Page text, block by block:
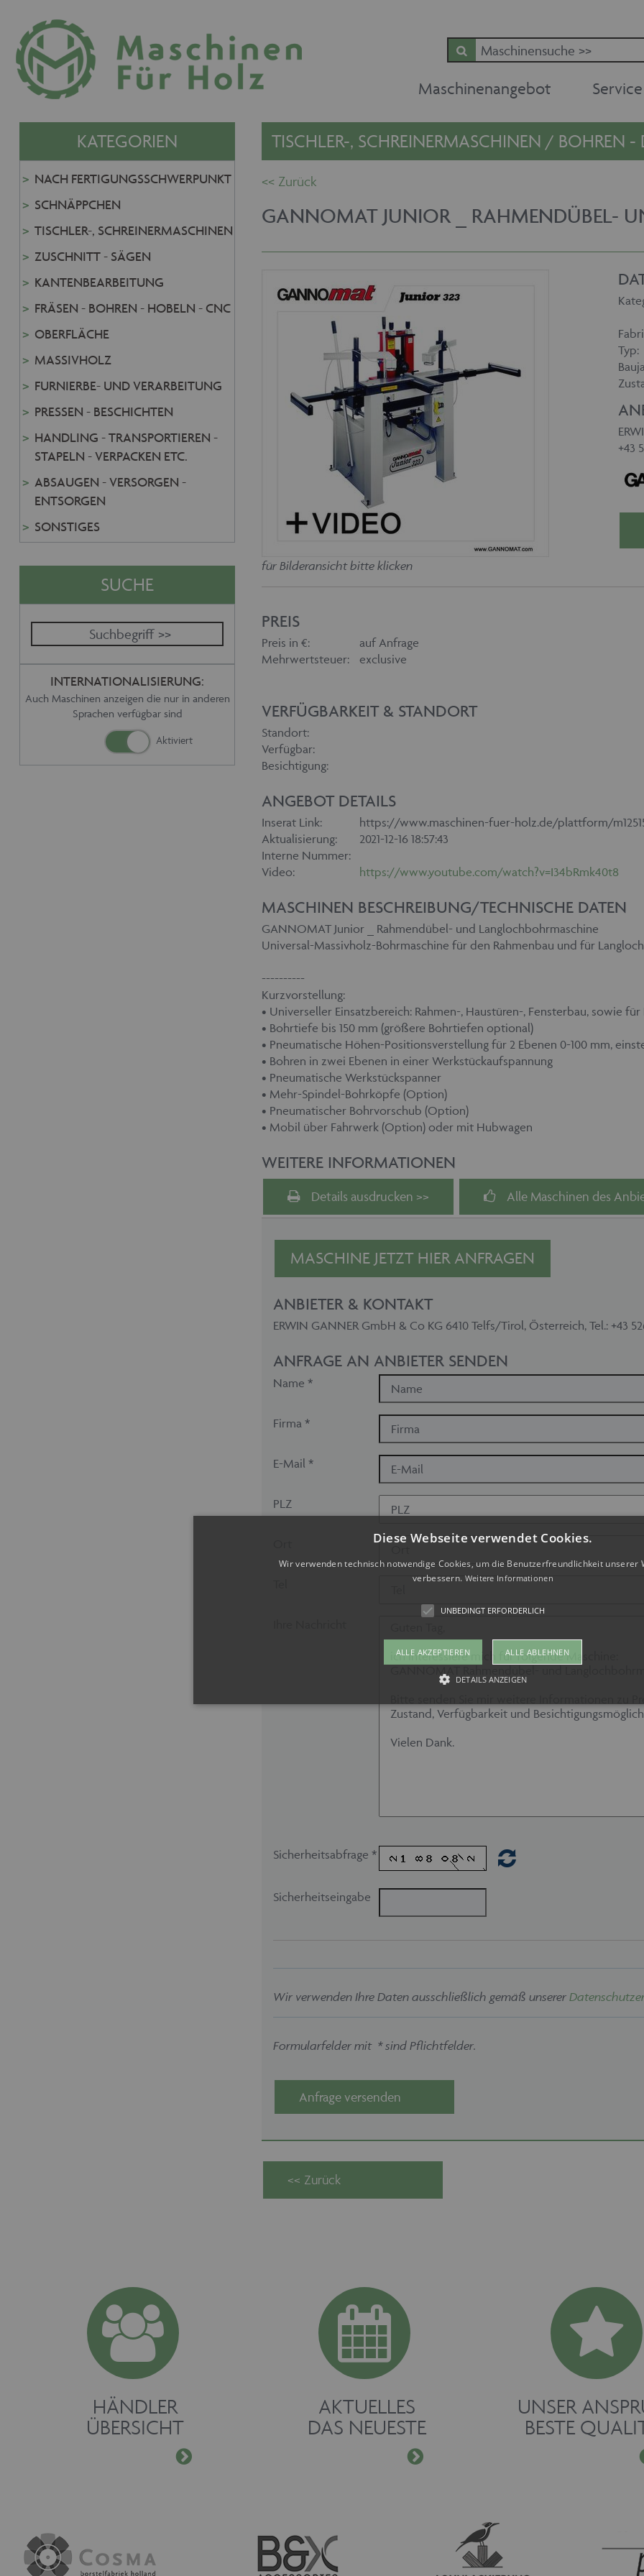
Maschinenangebot Service
KATEGORIEN
NACH FERTIGUNGSSCHWERPUNKT
SCHNÄPPCHEN
TISCHLER-, SCHREINERMASCHINEN
ZUSCHNITT - SÄGEN
KANTENBEARBEITUNG
FRÄSEN - BOHREN - HOBELN - CNC
OBERFLÄCHE
MASSIVHOLZ
FURNIERBE- UND VERARBEITUNG
PRESSEN - BESCHICHTEN
HANDLING - TRANSPORTIEREN -
STAPELN - VERPACKEN ETC.
ABSAUGEN - VERSORGEN -
ENTSORGEN
SONSTIGES
SUCHE
INTERNATIONALISIERUNG:
Auch Maschinen anzeigen die nur in anderen
Sprachen verfügbar sind
TISCHLER-, SCHREINERMASCHINEN / BOHREN -
GANNOMAT JUNIOR _ RAHMENDÜBEL-
für Bilderansicht bitte klicken
Typ:
+43
PREIS
Preis in €:
auf Anfrage
Mehrwertsteuer:
exclusive
VERFÜGBARKEIT & STANDORT
Standort:
Verfügbar:
Besichtigung:
ANGEBOT DETAILS
Inserat Link:
https://www.maschinen-fuer-holz.de/plattform/
Aktualisierung:
2021-12-16 18:57:43
Interne Nummer:
Video:
https://www.youtube.com/watch?v=I34bRmk40t8
MASCHINEN BESCHREIBUNG/TECHNISCHE DATEN
GANNOMAT Junior _ Rahmendübel- und Langlochbohrmaschine
Universal-Massivholz-Bohrmaschine für den Rahmenbau und für
----------
Kurzvorstellung:
• Universeller Einsatzbereich: Rahmen-, Haustüren-, Fensterbau, sowie für
• Bohrtiefe bis 150 mm (größere Bohrtiefen optional)
• Pneumatische Höhen-Positionsverstellung für 2 Ebenen 0-100 mm,
• Bohren in zwei Ebenen in einer Werkstückaufspannung
• Pneumatische Werkstückspanner
• Mehr-Spindel-Bohrköpfe (Option)
• Pneumatischer Bohrvorschub (Option)
• Mobil über Fahrwerk (Option) oder mit Hubwagen
WEITERE INFORMATIONEN
Details ausdrucken >> Alle Maschinen des
MASCHINE JETZT HIER ANFRAGEN
ANBIETER & KONTAKT
ERWIN GANNER GmbH & Co KG 6410 Telfs/Tirol, Österreich, Tel.: +43
ANFRAGE AN ANBIETER SENDEN
Name *
Firma *
E-Mail *
PLZ
Sicherheitsabfrage *
Sicherheitseingabe
Wir verwenden Ihre Daten ausschließlich gemäß unserer
Formularfelder mit * sind Pflichtfelder.
Anfrage versenden
HÄNDLER
ÜBERSICHT
AKTUELLES
DAS NEUESTE
UNSER
BESTE
Diese Webseite verwendet Cookies.
Wir verwenden technisch notwendige Cookies, um die Benutzerfreundlichkeit unserer
verbessern. Weitere Informationen
UNBEDINGT ERFORDERLICH
ALLE AKZEPTIEREN ALLE ABLEHNEN
DETAILS ANZEIGEN
fuer-holz.de
Spracheinstellungen für Besucher der Webseite zu
ordnungsgemäß funktionieren um die Seiten und
gewählten Sprache anzeigen zu können.
www.maschinen-
1 Monat
Dieses Cookie wird vom Cookie-Script.com-Dienst